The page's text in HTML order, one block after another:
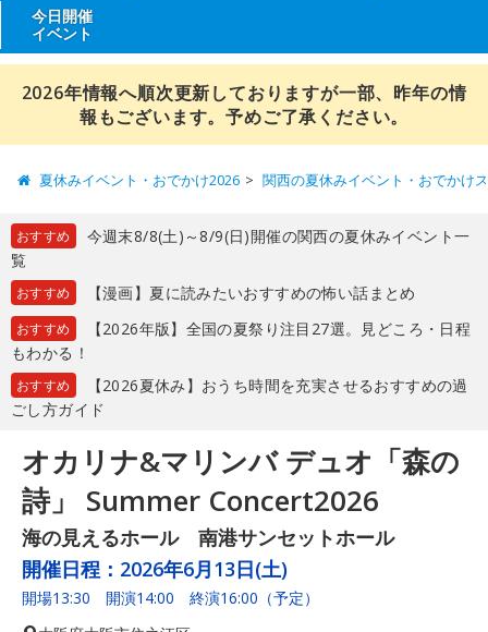
今日開催
イベント
2026年情報へ順次更新しておりますが一部、昨年の情
報もございます。予めご了承ください。
夏休みイベント・おでかけ2026 関西の夏休みイベント・おでかけ
おすすめ
今週末8/8(土)～8/9(日)開催の関西の夏休みイベント一
覧
おすすめ 【漫画】夏に読みたいおすすめの怖い話まとめ
おすすめ
【2026年版】全国の夏祭り注目27選。見どころ・日程
もわかる！
おすすめ
【2026夏休み】おうち時間を充実させるおすすめの過
ごし方ガイド
オカリナ&マリンバ デュオ「森の
詩」 Summer Concert2026
海の見えるホール 南港サンセットホール
開催日程： 2026年6月13日(土)
開場13:30 開演14:00 終演16:00（予定）